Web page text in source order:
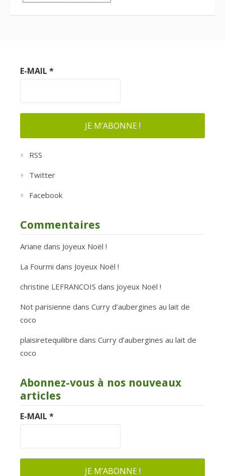
E-MAIL *
RSS
Twitter
Facebook
Commentaires
Ariane dans Joyeux Noël !
La Fourmi dans Joyeux Noël !
christine LEFRANCOIS dans Joyeux Noël !
Not parisienne dans Curry d’aubergines au lait de
coco
plaisiretequilibre dans Curry d’aubergines au lait de
coco
Abonnez-vous à nos nouveaux
articles
E-MAIL *